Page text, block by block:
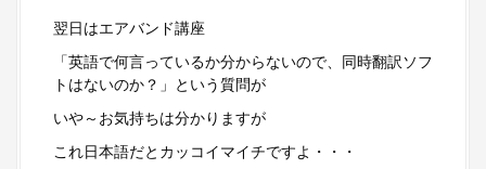
翌日はエアバンド講座
「英語で何言っているか分からないので、同時翻訳ソフ
トはないのか？」という質問が
いや～お気持ちは分かりますが
これ日本語だとカッコイマイチですよ・・・